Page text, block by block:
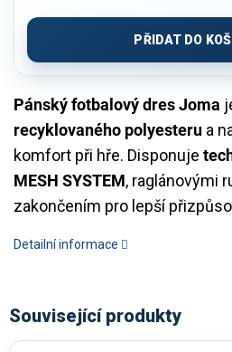
Pánský fotbalový dres Joma
recyklovaného polyesteru a
komfort při hře. Disponuje
MESH SYSTEM, raglánovými
zakončením pro lepší
Detailní informace
cena:
PŘIDAT DO
Související produkty